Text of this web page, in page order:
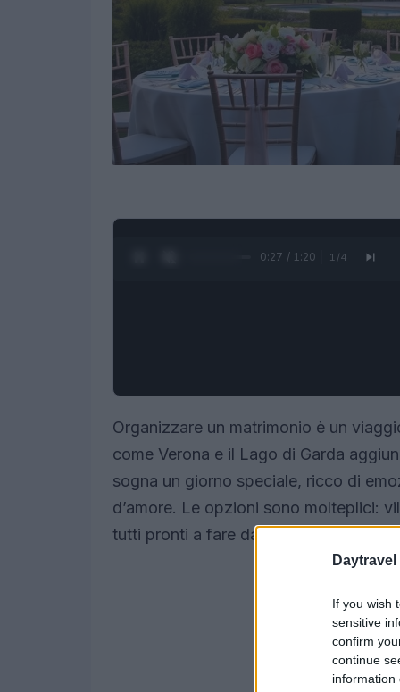
Daytravel
If you wish
sensitive
confirm
continue
information
0:28 / 1:20 1 /4
Organizzare un matrimonio è un
come Verona e il Lago di Garda
sogna un giorno speciale, ricco di
d’amore. Le opzioni sono molteplici:
tutti pronti a fare da cornice a un